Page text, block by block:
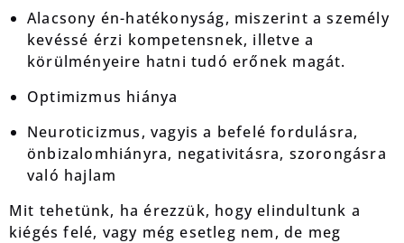
Alacsony én-hatékonyság, miszerint a személy
kevéssé érzi kompetensnek, illetve a
körülményeire hatni tudó erőnek magát.
Optimizmus hiánya
Neuroticizmus, vagyis a befelé fordulásra,
önbizalomhiányra, negativitásra, szorongásra
való hajlam
Mit tehetünk, ha érezzük, hogy elindultunk a
kiégés felé, vagy még esetleg nem, de meg